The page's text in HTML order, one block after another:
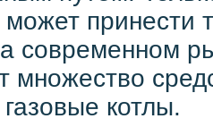
может
современном
множество
котлы.